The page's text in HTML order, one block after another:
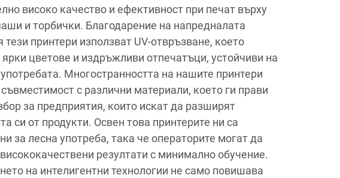
високо качество и ефективност при печат върху
и торбички. Благодарение на напредналата
тези принтери използват UV-отвръзване, което
цветове и издръжливи отпечатъци, устойчиви на
Многостранността на нашите принтери
с различни материали, което ги прави
за предприятия, които искат да разширят
си от продукти. Освен това принтерите ни са
за лесна употреба, така че операторите могат да
резултати с минимално обучение.
на интелигентни технологии не само повишава